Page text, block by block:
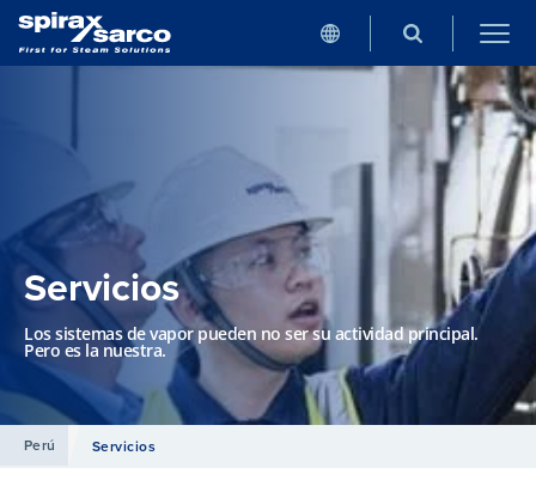
Servicios
Los sistemas de vapor pueden no ser su actividad principal.
Pero es la nuestra.
Perú Servicios